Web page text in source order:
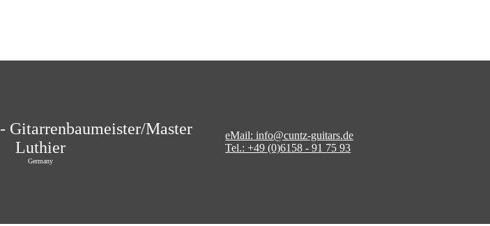
- Gitarrenbaumeister/Master
Luthier
Germany
eMail: info@cuntz-guitars.de
Tel.: +49 (0)6158 - 91 75 93